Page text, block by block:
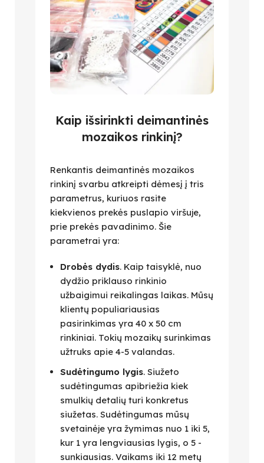
Kaip išsirinkti deimantinės
mozaikos rinkinį?
Renkantis deimantinės mozaikos
rinkinį svarbu atkreipti dėmesį į tris
parametrus, kuriuos rasite
kiekvienos prekės puslapio viršuje,
prie prekės pavadinimo. Šie
parametrai yra:
Drobės dydis. Kaip taisyklė, nuo
dydžio priklauso rinkinio
užbaigimui reikalingas laikas. Mūsų
klientų populiariausias
pasirinkimas yra 40 x 50 cm
rinkiniai. Tokių mozaikų surinkimas
užtruks apie 4-5 valandas.
Sudėtingumo lygis. Siužeto
sudėtingumas apibriežia kiek
smulkių detalių turi konkretus
siužetas. Sudėtingumas mūsų
svetainėje yra žymimas nuo 1 iki 5,
kur 1 yra lengviausias lygis, o 5 -
sunkiausias. Vaikams iki 12 metų